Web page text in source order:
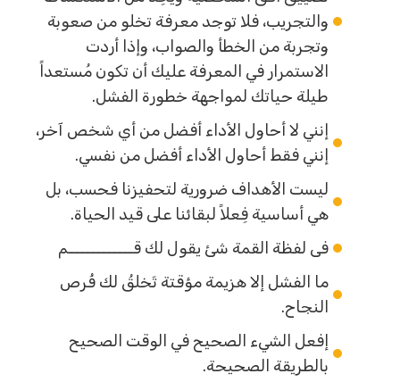
والتجريب، فلا توجد معرفة تخلو من صعوبة
وتجربة من الخطأ والصواب، وإذا أردت
الاستمرار في المعرفة عليك أن تكون مُستعداً
طيلة حياتك لمواجهة خطورة الفشل.
إنني لا أحاول الأداء أفضل من أي شخص آخر،
إنني فقط أحاول الأداء أفضل من نفسي.
ليست الأهداف ضرورية لتحفيزنا فحسب، بل
هي أساسية فِعلاً لبقائنا على قيد الحياة.
فى لفظة القمة شئ يقول لك قــــــــــــم
ما الفشل إلا هزيمة مؤقتة تَخلقُ لك فُرص
النجاح.
إفعل الشيء الصحيح في الوقت الصحيح
بالطريقة الصحيحة.